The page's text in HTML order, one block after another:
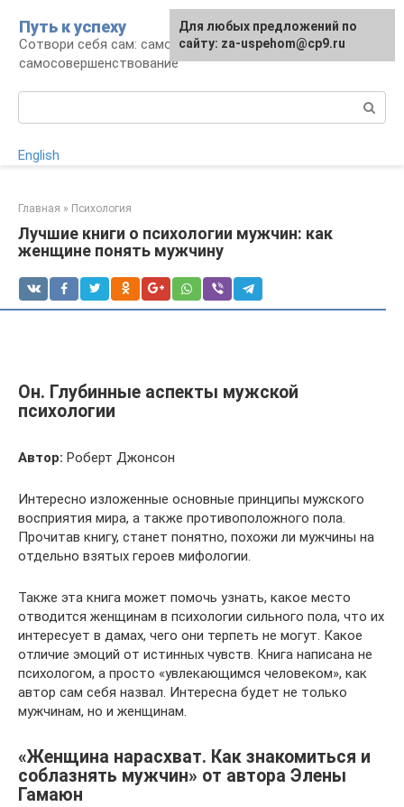
контенту
Путь к успеху
Сотвори себя сам: саморазвитие и
самосовершенствование
English
Главная » Психология
Лучшие книги о психологии мужчин: как
женщине понять мужчину
Он. Глубинные аспекты мужской
психологии
Автор: Роберт Джонсон
Интересно изложенные основные принципы мужского
восприятия мира, а также противоположного пола.
Прочитав книгу, станет понятно, похожи ли мужчины на
отдельно взятых героев мифологии.
Также эта книга может помочь узнать, какое место
отводится женщинам в психологии сильного пола, что их
интересует в дамах, чего они терпеть не могут. Какое
отличие эмоций от истинных чувств. Книга написана не
психологом, а просто «увлекающимся человеком», как
автор сам себя назвал. Интересна будет не только
мужчинам, но и женщинам.
«Женщина нарасхват. Как знакомиться и
соблазнять мужчин» от автора Элены
Гамаюн
Для любых предложений по
сайту: za-uspehom@cp9.ru